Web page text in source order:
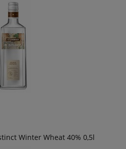
Winter Wheat 40% 0,5l